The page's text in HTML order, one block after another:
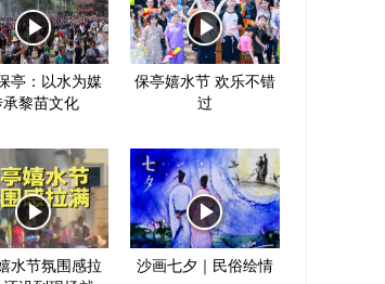
亭：以水为媒
黎苗文化
保亭嬉水节 欢乐不错
过
水节氛围感拉
沙画七夕｜民俗绘情